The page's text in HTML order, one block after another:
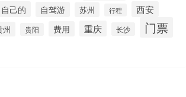
自己的 自驾游 苏州 行程 西安
州 贵阳 费用 重庆 长沙 门票